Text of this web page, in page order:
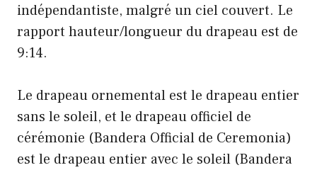
indépendantiste, malgré un ciel couvert. Le
rapport hauteur/longueur du drapeau est de
9:14.
Le drapeau ornemental est le drapeau entier
sans le soleil, et le drapeau officiel de
cérémonie (Bandera Official de Ceremonia)
est le drapeau entier avec le soleil (Bandera